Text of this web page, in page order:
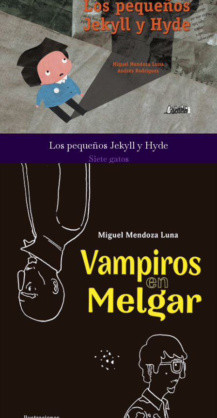
Los pequeños Jekyll y Hyde
Siete gatos